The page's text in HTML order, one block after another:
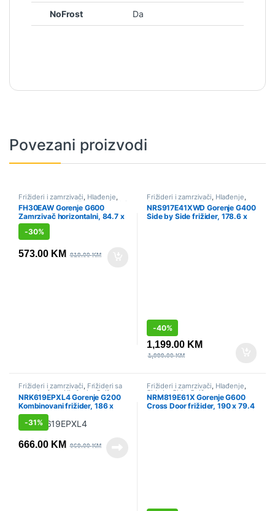
NoFrost Da
Povezani proizvodi
Frižideri i zamrzivači Hlađenje
Sniženo,Zamrzivači - horizontalni
FH30EAW Gorenje G600
Zamrzivač horizontalni, 84.7 x
111.4 x 63 cm
-30%
573.00 KM 819.00KM
Frižideri i zamrzivači Hlađenje
Side by Side,Sniženo
NRS917E41XWD Gorenje G400
Side by Side frižider, 178.6 x
-40%
1,199.00 KM
1,999.00KM
Frižideri i zamrzivači, Frižideri sa
zamrzivačem,Hlađenje , Sniženo
NRK619EPXL4 Gorenje G200
Kombinovani frižider, 186 x
59.5 x 58.9 cm, Siva
-31%
666.00 KM 969.00KM
Frižideri i zamrzivači, Hlađenje,
Side by Side ,Sniženo
NRM819E61X Gorenje G600
Cross Door frižider, 190 x 79.4